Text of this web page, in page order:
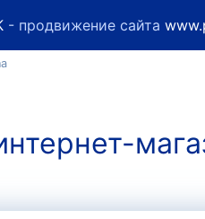
- продвижение сайта